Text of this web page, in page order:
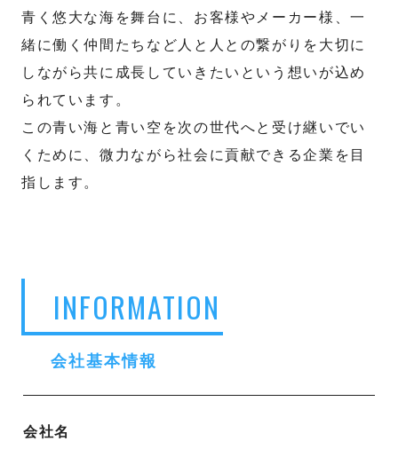
青く悠大な海を舞台に、お客様やメーカー様、一
緒に働く仲間たちなど人と人との繋がりを大切に
しながら共に成長していきたいという想いが込め
られています。
この青い海と青い空を次の世代へと受け継いでい
くために、微力ながら社会に貢献できる企業を目
指します。
INFORMATION
会社基本情報
会社名